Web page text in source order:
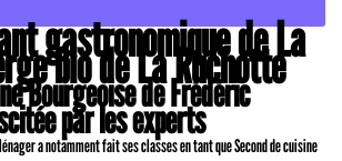
gastronomique de La
bio de La Ruchotte
Bourgeoise de Frédéric
par les experts
a notamment fait ses classes en tant que Second de cuisine